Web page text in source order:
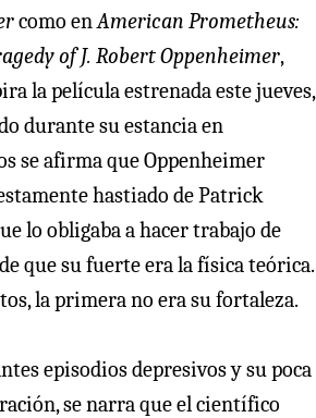
como enAmerican Prometheus:
of J. Robert Oppenheimer,
la película estrenada este jueves,
durante su estancia en
se afirma que Oppenheimer
hastiado de Patrick
lo obligaba a hacer trabajo de
que su fuerte era la física teórica.
la primera no era su fortaleza.
episodios depresivos y su poca
se narra que el científico